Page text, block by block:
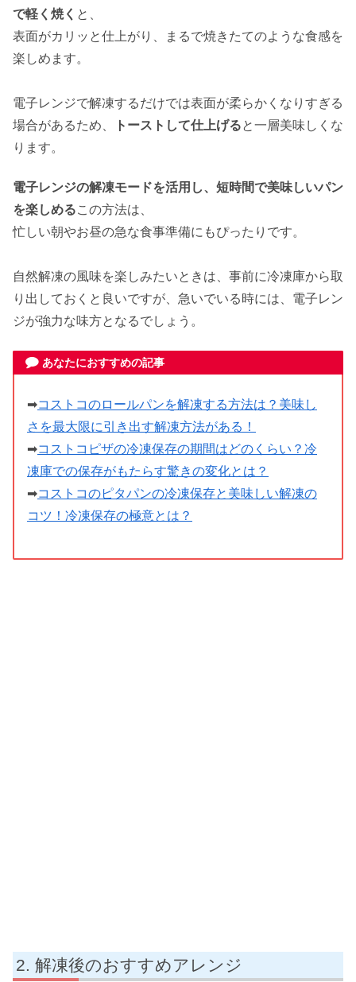
で軽く焼く と、
表面がカリッと仕上がり、まるで焼きたてのような食感を
楽しめます。
電子レンジで解凍するだけでは表面が柔らかくなりすぎる
場合があるため、
トーストして仕上げると一層美味しくな
ります。
電子レンジの解凍モードを活用し、短時間で美味しいパン
を楽しめるこの方法は、
忙しい朝やお昼の急な食事準備にもぴったりです。
自然解凍の風味を楽しみたいときは、事前に冷凍庫から取
り出しておくと良いですが、急いでいる時には、電子レン
ジが強力な味方となるでしょう。
あなたにおすすめの記事
➡コストコのロールパンを解凍する方法は？美味し
さを最大限に引き出す解凍方法がある！
➡コストコピザの冷凍保存の期間はどのくらい？冷
凍庫での保存がもたらす驚きの変化とは？
➡コストコのピタパンの冷凍保存と美味しい解凍の
コツ！冷凍保存の極意とは？
解凍後のおすすめアレンジ